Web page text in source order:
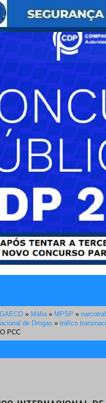
GAECO » Máfia» MPSP »
de Drogas » tráfico
PCC